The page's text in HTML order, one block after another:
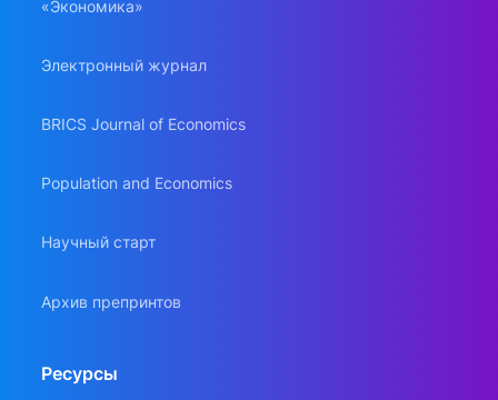
«Экономика»
Электронный журнал
BRICS Journal of Economics
Population and Economics
Научный старт
Архив препринтов
Ресурсы